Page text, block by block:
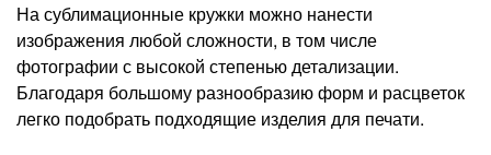
На сублимационные кружки можно нанести
изображения любой сложности, в том числе
фотографии с высокой степенью детализации.
Благодаря большому разнообразию форм и расцветок
легко подобрать подходящие изделия для печати.